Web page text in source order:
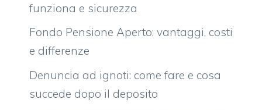
funziona e sicurezza
Fondo Pensione Aperto: vantaggi, costi
e differenze
Denuncia ad ignoti: come fare e cosa
succede dopo il deposito